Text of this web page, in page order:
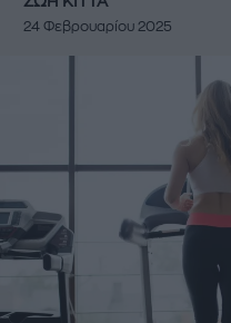
24 Φεβρουαρίου 2025